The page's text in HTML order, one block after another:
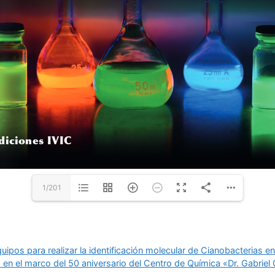
1/201
para realizar la identificación molecular de Cianobacterias
el marco del 50 aniversario del Centro de Química «Dr. Gabriel